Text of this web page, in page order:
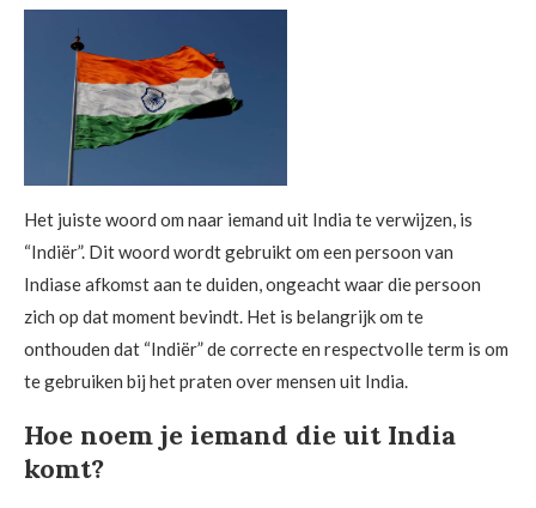
Het juiste woord om naar iemand uit India te verwijzen, is
“Indiër”. Dit woord wordt gebruikt om een persoon van
Indiase afkomst aan te duiden, ongeacht waar die persoon
zich op dat moment bevindt. Het is belangrijk om te
onthouden dat “Indiër” de correcte en respectvolle term is om
te gebruiken bij het praten over mensen uit India.
Hoe noem je iemand die uit India
komt?